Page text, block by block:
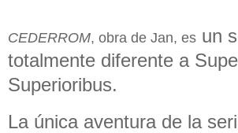
CEDERROM, obra de Jan, es un
totalmente diferente a
Superioribus.
La única aventura de la